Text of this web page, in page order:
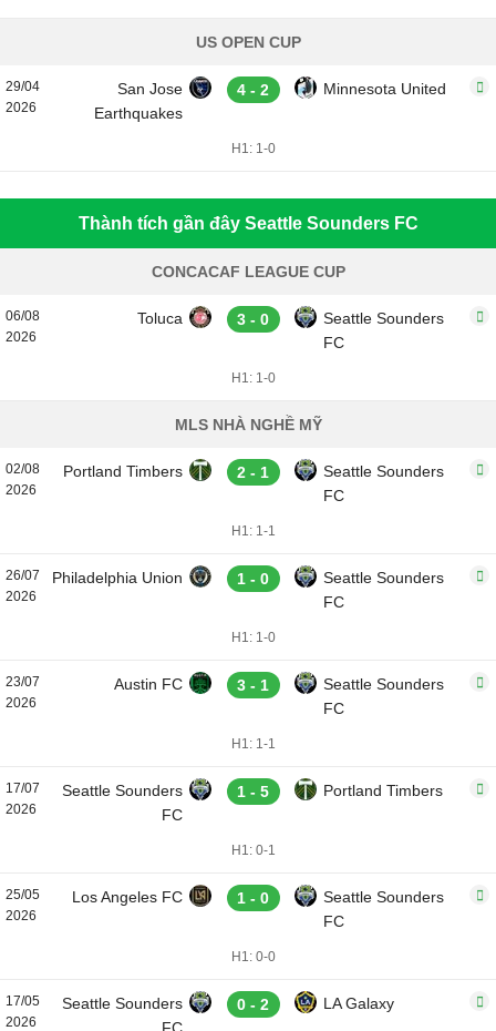
US OPEN CUP
29/04
2026
San Jose
Earthquakes
4 - 2 Minnesota United
H1: 1-0
Thành tích gần đây Seattle Sounders FC
CONCACAF LEAGUE CUP
06/08
2026
Toluca 3 - 0
Seattle Sounders
FC
H1: 1-0
MLS NHÀ NGHỀ MỸ
02/08
2026
Portland Timbers 2 - 1
Seattle Sounders
FC
H1: 1-1
26/07
2026
Philadelphia Union 1 - 0
Seattle Sounders
FC
H1: 1-0
23/07
2026
Austin FC 3 - 1
Seattle Sounders
FC
H1: 1-1
17/07
2026
Seattle Sounders
FC
1 - 5 Portland Timbers
H1: 0-1
25/05
2026
Los Angeles FC 1 - 0
Seattle Sounders
FC
H1: 0-0
17/05
2026
Seattle Sounders
0 - 2 LA Galaxy